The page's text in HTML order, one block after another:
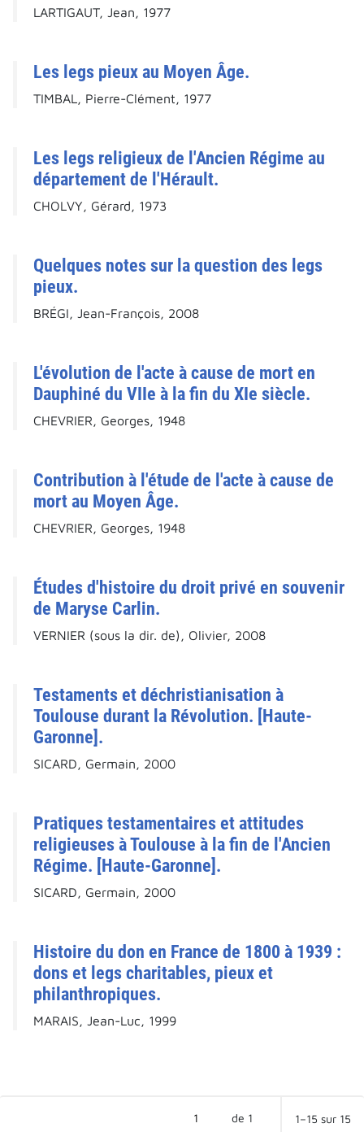
LARTIGAUT, Jean, 1977
Les legs pieux au Moyen Âge.
TIMBAL, Pierre-Clément, 1977
Les legs religieux de l'Ancien Régime au
département de l'Hérault.
CHOLVY, Gérard, 1973
Quelques notes sur la question des legs
pieux.
BRÉGI, Jean-François, 2008
L'évolution de l'acte à cause de mort en
Dauphiné du VIIe à la fin du XIe siècle.
CHEVRIER, Georges, 1948
Contribution à l'étude de l'acte à cause de
mort au Moyen Âge.
CHEVRIER, Georges, 1948
Études d'histoire du droit privé en souvenir
de Maryse Carlin.
VERNIER (sous la dir. de), Olivier, 2008
Testaments et déchristianisation à
Toulouse durant la Révolution. [Haute-
Garonne].
SICARD, Germain, 2000
Pratiques testamentaires et attitudes
religieuses à Toulouse à la fin de l'Ancien
Régime. [Haute-Garonne].
SICARD, Germain, 2000
Histoire du don en France de 1800 à 1939 :
dons et legs charitables, pieux et
philanthropiques.
MARAIS, Jean-Luc, 1999
de 1 1–15 sur 15